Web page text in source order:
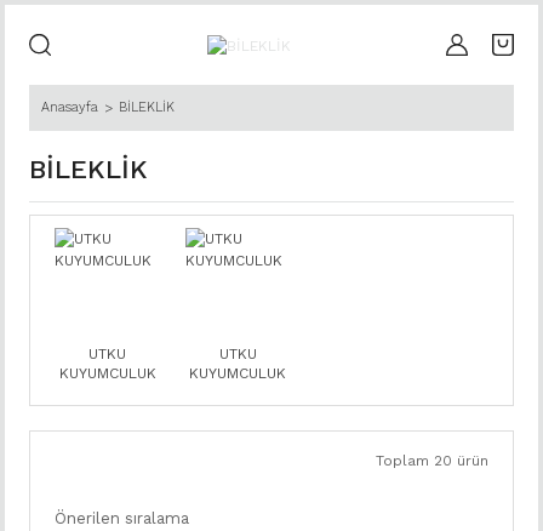
Anasayfa BİLEKLİK
BİLEKLİK
UTKU
KUYUMCULUK
UTKU
KUYUMCULUK
Toplam 20 ürün